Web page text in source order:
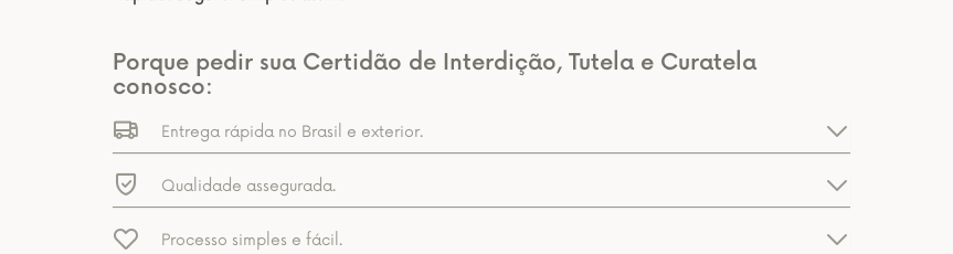
Porque pedir sua Certidão de Interdição, Tutela e Curatela
conosco:
Entrega rápida no Brasil e exterior.
Qualidade assegurada.
Processo simples e fácil.